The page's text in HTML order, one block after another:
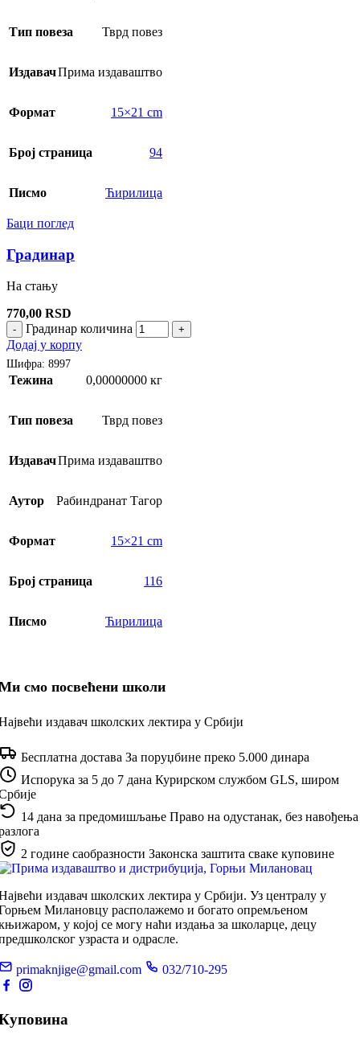
Тип повеза Тврд повез
ИздавачПрима издаваштво
Формат 15×21 cm
Број страница 94
Писмо Ћирилица
Баци поглед
Градинар
На стању
770,00 RSD
- Градинар количина +
Додај у корпу
Шифра: 8997
Тежина 0,00000000 кг
Тип повеза Тврд повез
ИздавачПрима издаваштво
Аутор Рабиндранат Тагор
Формат 15×21 cm
Број страница 116
Писмо Ћирилица
смо посвећени школи
издавач школских лектира у Србији
Бесплатна достава За поруџбине преко 5.000 динара
Испорука за 5 до 7 дана Курирском службом GLS, широм
14 дана за предомишљање Право на одустанак, без навођења
2 године саобразности Законска заштита сваке куповине
издавач школских лектира у Србији. Уз централу у
Милановцу располажемо и богато опремљеном
у којој се могу наћи издања за школарце, децу
узраста и одрасле.
primaknjige@gmail.com 032/710-295